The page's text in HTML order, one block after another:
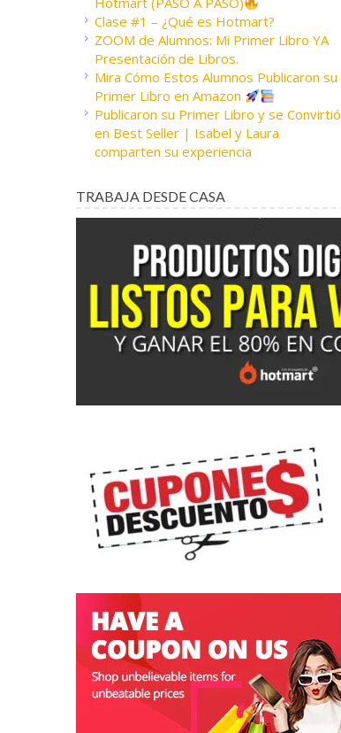
Clase #1 – ¿Qué es Hotmart?
ZOOM de Alumnos: Mi Primer Libro YA
Presentación de Libros.
Mira Cómo Estos Alumnos Publicaron su
Primer Libro en Amazon
Publicaron su Primer Libro y se Convirtió
en Best Seller | Isabel y Laura
comparten su experiencia
TRABAJA DESDE CASA